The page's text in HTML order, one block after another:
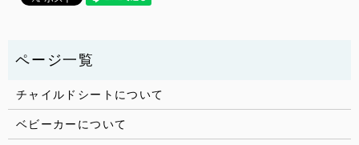
チャイルドシートについて
ベビーカーについて